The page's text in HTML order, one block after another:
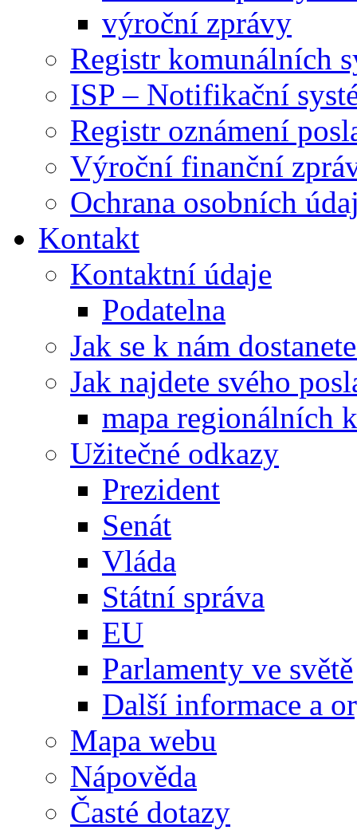
výroční zprávy
Registr komunálních
ISP – Notifikační
Registr oznámení
Výroční finanční
Ochrana osobních
Kontakt
Kontaktní údaje
Podatelna
Jak se k nám
Jak najdete svého
mapa regionálních
Užitečné odkazy
Prezident
Senát
Vláda
Státní správa
EU
Parlamenty ve světě
Další informace a
Mapa webu
Nápověda
Časté dotazy